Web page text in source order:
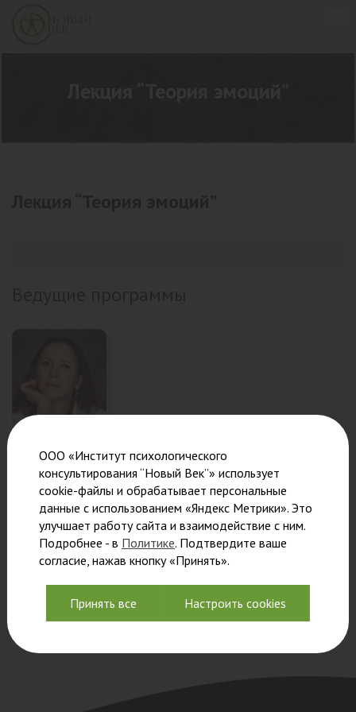
Кузнецова
Татьяна
Александровна
Генеральный
Института
«Новый век»
ООО «Институт психологического
консультирования “Новый Век”» использует
cookie-файлы и обрабатывает персональные
данные с использованием «Яндекс Метрики». Это
улучшает работу сайта и взаимодействие с ним.
Подробнее - в Политике. Подтвердите ваше
согласие, нажав кнопку «Принять».
Принять все Настроить cookies